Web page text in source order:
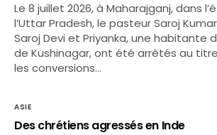
Le 8 juillet 2026, à Maharajganj, dans
l’Uttar Pradesh, le pasteur Saroj
Saroj Devi et Priyanka, une habitante
de Kushinagar, ont été arrêtés au
les conversions…
ASIE
Des chrétiens agressés en Inde